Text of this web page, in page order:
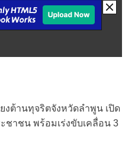
งต้านทุจริตจังหวัดลำพูน เปิด
ชาชน พร้อมเร่งขับเคลื่อน 3